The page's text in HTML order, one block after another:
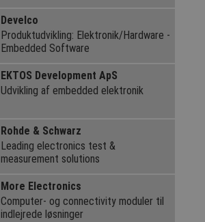
Develco
Produktudvikling: Elektronik/Hardware -
Embedded Software
EKTOS Development ApS
Udvikling af embedded elektronik
Rohde & Schwarz
Leading electronics test &
measurement solutions
More Electronics
Computer- og connectivity moduler til
indlejrede løsninger